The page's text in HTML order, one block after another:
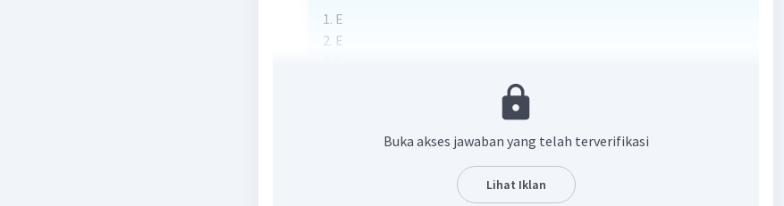
1. E
2. E
Level 1
01 Februari 2024 14:14
Buka akses jawaban yang telah terverifikasi
Lihat Iklan